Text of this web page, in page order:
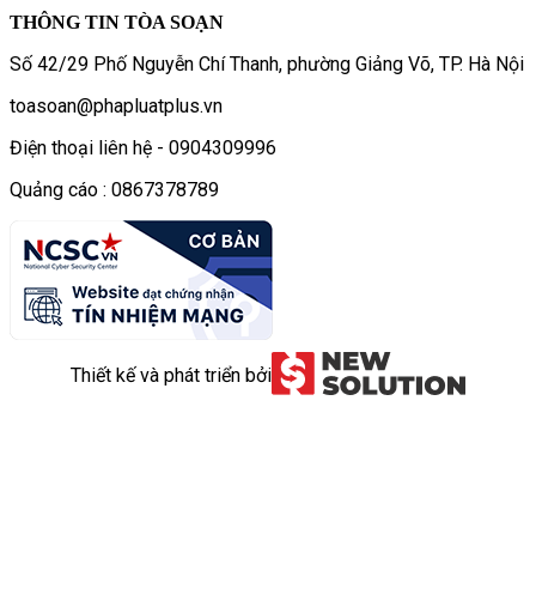
THÔNG TIN TÒA SOẠN
Số 42/29 Phố Nguyễn Chí Thanh, phường Giảng Võ, TP. Hà Nội
toasoan@phapluatplus.vn
Điện thoại liên hệ - 0904309996
Quảng cáo : 0867378789
Thiết kế và phát triển bởi